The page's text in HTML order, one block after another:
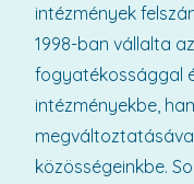
intézmények
1998-ban vállalta
fogyatékossággal
intézményekbe,
közösségeinkbe.